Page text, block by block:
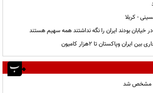
- کربلا
خیابان بودند ایران را نگه نداشتند همه سهیم هستند
وپاکستان تا 2هزار کامیون
مشخص شد